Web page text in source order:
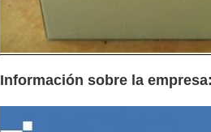
Información sobre la